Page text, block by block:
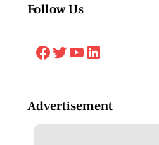
Follow Us
Facebook Twitter YouTube LinkedIn
Advertisement